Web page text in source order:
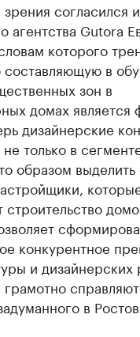
согласился
агентства Gutora
которого
составляющую в
зон в
домах является
дизайнерские
только в
образом
строительство
конкурентное
и дизайнерских
в